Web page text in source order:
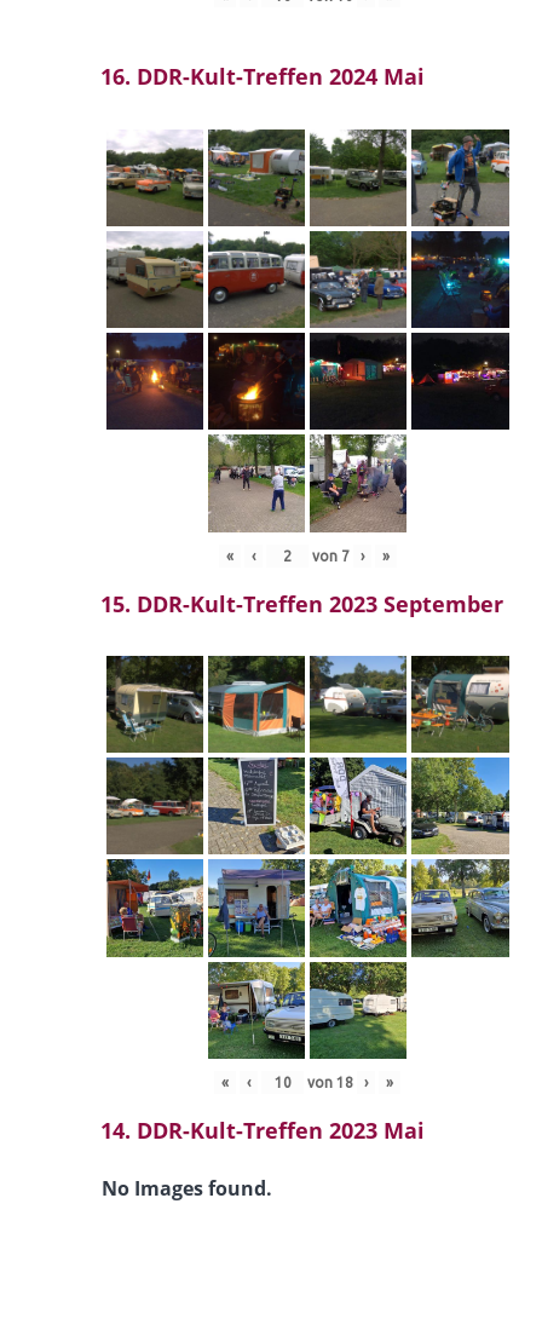
16. DDR-Kult-Treffen 2024 Mai
« ‹ von 7 › »
15. DDR-Kult-Treffen 2023 September
« ‹ von 18 › »
14. DDR-Kult-Treffen 2023 Mai
No Images found.